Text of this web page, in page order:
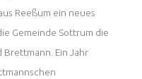
Reeßum ein neues
Gemeinde Sottrum die
Ein Jahr